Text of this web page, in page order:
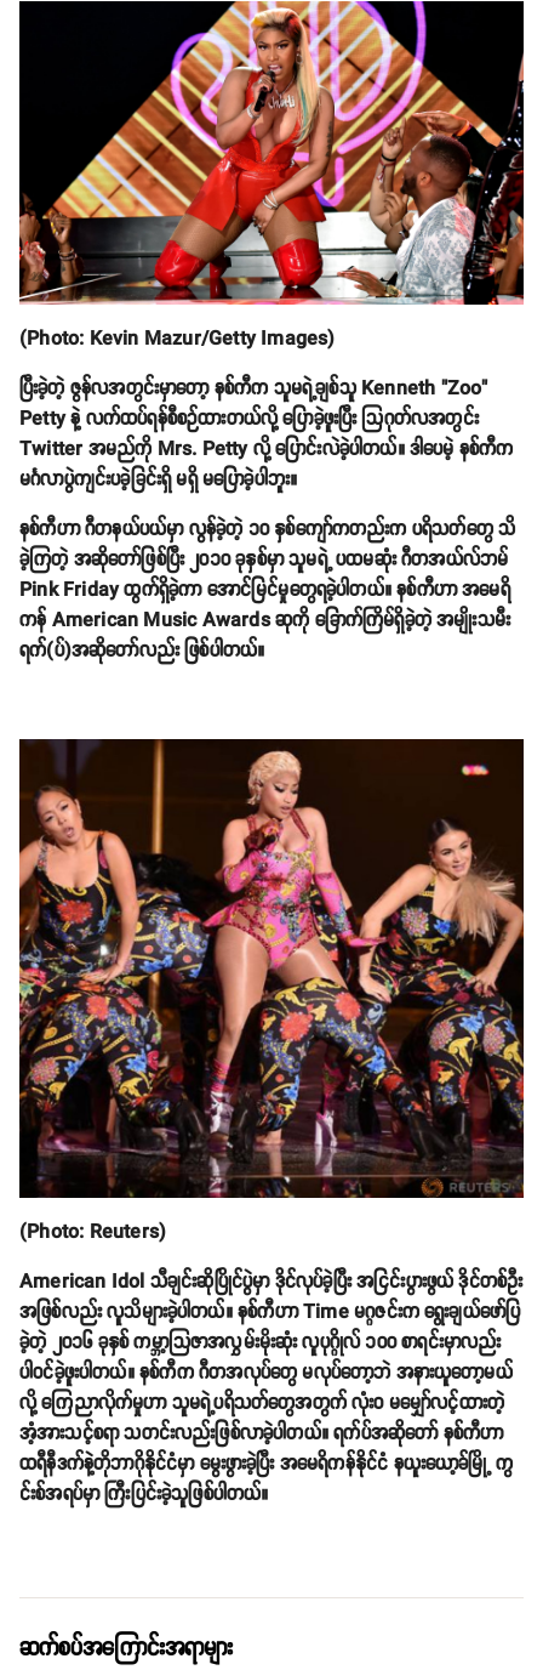
(Photo: Kevin Mazur/Getty Images)
ပြီးခဲ့တဲ့ ဇွန်လအတွင်းမှာတော့ နစ်ကီက သူမရဲ့ချစ်သူ Kenneth "Zoo"
Petty နဲ့ လက်ထပ်ရန်စီစဉ်ထားတယ်လို့ ပြောခဲ့ဖူးပြီး သြဂုတ်လအတွင်း
Twitter အမည်ကို Mrs. Petty လို့ ပြောင်းလဲခဲ့ပါတယ်။ ဒါပေမဲ့ နစ်ကီက
မင်္ဂလာပွဲကျင်းပခဲ့ခြင်းရှိ မရှိ မပြောခဲ့ပါဘူး။
နစ်ကီဟာ ဂီတနယ်ပယ်မှာ လွန်ခဲ့တဲ့ ၁၀ နှစ်ကျော်ကတည်းက ပရိသတ်တွေ သိ
ခဲ့ကြတဲ့ အဆိုတော်ဖြစ်ပြီး ၂၀၁၀ ခုနှစ်မှာ သူမရဲ့ ပထမဆုံး ဂီတအယ်လ်ဘမ်
Pink Friday ထွက်ရှိခဲ့ကာ အောင်မြင်မှုတွေရခဲ့ပါတယ်။ နစ်ကီဟာ အမေရိ
ကန် American Music Awards ဆုကို ခြောက်ကြိမ်ရှိခဲ့တဲ့ အမျိုးသမီး
ရက်(ပ်)အဆိုတော်လည်း ဖြစ်ပါတယ်။
(Photo: Reuters)
American Idol သီချင်းဆိုပြိုင်ပွဲမှာ ဒိုင်လုပ်ခဲ့ပြီး အငြင်းပွားဖွယ် ဒိုင်တစ်ဦး
အဖြစ်လည်း လူသိများခဲ့ပါတယ်။ နစ်ကီဟာ Time မဂ္ဂဇင်းက ရွေးချယ်ဖော်ပြ
ခဲ့တဲ့ ၂၀၁၆ ခုနှစ် ကမ္ဘာ့သြဇာအလွှမ်းမိုးဆုံး လူပုဂ္ဂိုလ် ၁၀၀ စာရင်းမှာလည်း
ပါဝင်ခဲ့ဖူးပါတယ်။ နစ်ကီက ဂီတအလုပ်တွေ မလုပ်တော့ဘဲ အနားယူတော့မယ်
လို့ ကြေညာလိုက်မှုဟာ သူမရဲ့ပရိသတ်တွေအတွက် လုံးဝ မမျှော်လင့်ထားတဲ့
အံ့အားသင့်စရာ သတင်းလည်းဖြစ်လာခဲ့ပါတယ်။ရက်ပ်အဆိုတော် နစ်ကီဟာ
ထရီနီဒက်နဲ့တိုဘာဂိုနိုင်ငံမှာ မွေးဖွားခဲ့ပြီး အမေရိကန်နိုင်ငံ နယူးယော့ခ်မြို့ ကွ
င်းစ်အရပ်မှာ ကြီးပြင်းခဲ့သူဖြစ်ပါတယ်။
ဆက်စပ်အကြောင်းအရာများ